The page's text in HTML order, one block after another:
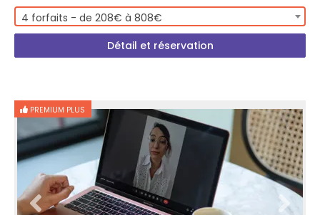
4 forfaits - de 208€ à 808€
Détail et réservation
PREMIUM PLUS